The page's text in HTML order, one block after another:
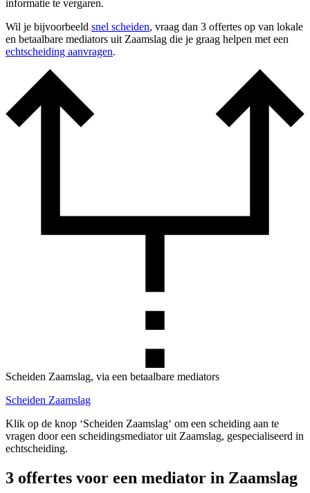
informatie te vergaren.
Wil je bijvoorbeeld snel scheiden, vraag dan 3 offertes op van lokale
en betaalbare mediators uit Zaamslag die je graag helpen met een
echtscheiding aanvragen.
Scheiden Zaamslag, via een betaalbare mediators
Scheiden Zaamslag
Klik op de knop ‘Scheiden Zaamslag‘ om een scheiding aan te
vragen door een scheidingsmediator uit Zaamslag, gespecialiseerd in
echtscheiding.
3 offertes voor een mediator in Zaamslag